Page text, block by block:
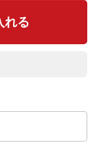
れる